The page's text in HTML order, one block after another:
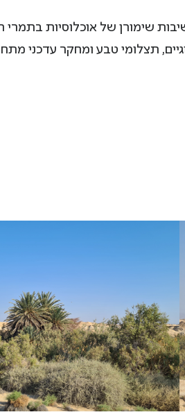
שימורן של אוכלוסיות בתמרי
תצלומי טבע ומחקר עדכני